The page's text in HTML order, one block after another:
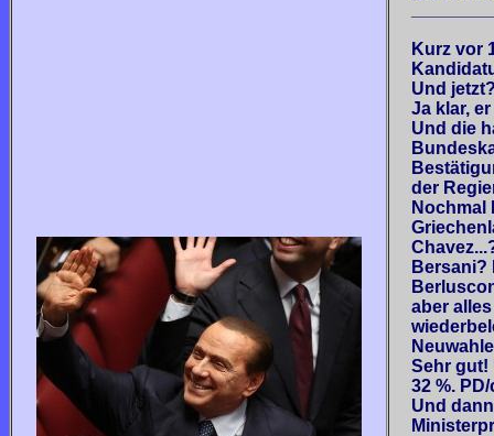
Kurz vor
Und
Ja klar,
Und die
der
Nochmal
Bersani?
aber
Sehr gut!
32 %.
Und